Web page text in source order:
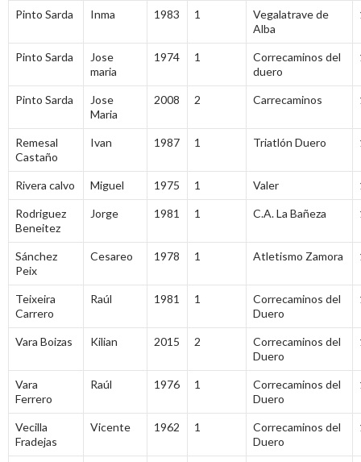
Pinto Sarda Inma 1983 1
Vegalatrave de
Alba
Pinto Sarda
Jose
maria
1974 1
Correcaminos del
duero
Pinto Sarda
Jose
Maria
2008 2 Carrecaminos
Remesal
Castaño
Ivan 1987 1 Triatlón Duero
Rivera calvo Miguel 1975 1 Valer
Rodriguez
Beneitez
Jorge 1981 1 C.A. La Bañeza
Sánchez
Peix
Cesareo 1978 1 Atletismo Zamora
Teixeira
Carrero
Raúl 1981 1
Correcaminos del
Duero
Vara Boizas Kilian 2015 2
Correcaminos del
Duero
Vara
Ferrero
Raúl 1976 1
Correcaminos del
Duero
Vecilla
Fradejas
Vicente 1962 1
Correcaminos del
Duero